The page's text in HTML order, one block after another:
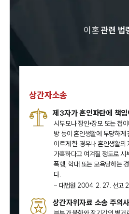
이혼관련 법
상간자소송
제3자가 혼인파탄에 책
시부모나 장인•장모 또는 첩
방 등이 혼인생활에 부당하게
이르게 한 경우나 혼인생활의
가혹하다고 여겨질 정도로 시
폭행, 학대 또는 모욕당하는
다.
- 대법원 2004. 2. 27. 선고
상간자위자료 소송 주의